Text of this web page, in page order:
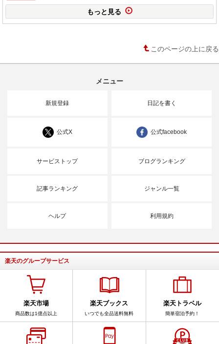
もっと見る
このページの上に戻る
メニュー
新規登録 日記を書く
公式X 公式facebook
サービストップ ブログランキング
記事ランキング ジャンル一覧
ヘルプ 利用規約
楽天のグループサービス
楽天市場
商品数は1億点以上
楽天ブックス
いつでも全品送料無料
楽天トラベル
簡単宿泊予約！